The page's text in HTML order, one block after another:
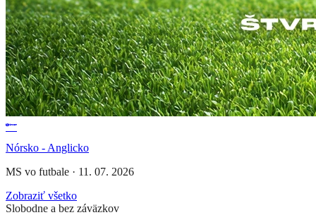
Nórsko - Anglicko
MS vo futbale · 11. 07. 2026
Zobraziť všetko
Slobodne a bez záväzkov